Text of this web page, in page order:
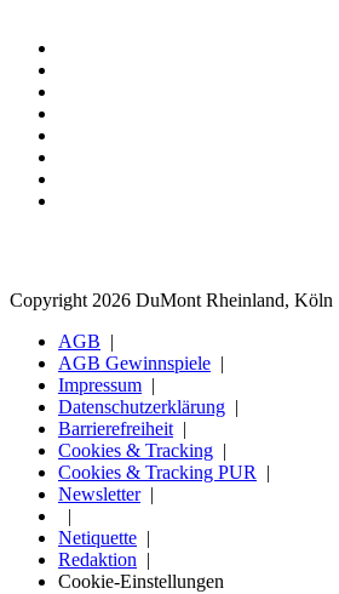
Copyright 2026 DuMont Rheinland, Köln
AGB
AGB Gewinnspiele
Impressum
Datenschutzerklärung
Barrierefreiheit
Cookies & Tracking
Cookies & Tracking PUR
Newsletter
Netiquette
Redaktion
Cookie-Einstellungen